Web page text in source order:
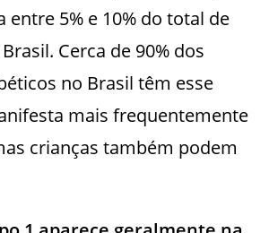
entre 5% e 10% do total de
Cerca de 90% dos
no Brasil têm esse
mais frequentemente
crianças também podem